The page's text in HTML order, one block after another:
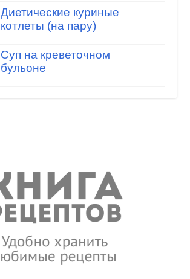
Диетические куриные
котлеты (на пару)
Суп на креветочном
бульоне